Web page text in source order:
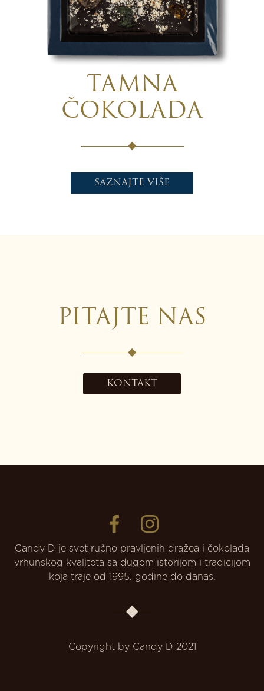
TAMNA
ČOKOLADA
SAZNAJTE VIŠE
PITAJTE NAS
KONTAKT
Candy D je svet ručno pravljenih dražea i čokolada
vrhunskog kvaliteta sa dugom istorijom i tradicijom
koja traje od 1995. godine do danas.
Copyright by Candy D 2021